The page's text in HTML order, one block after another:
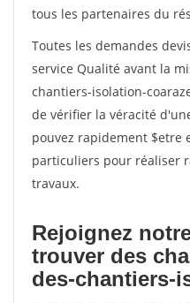
tous les partenaires du
Toutes les demandes
service Qualité avant la
chantiers-isolation-
de vérifier la véracité
pouvez rapidement $etre
particuliers pour réaliser
travaux.
Rejoignez
trouver des
des-chantiers-